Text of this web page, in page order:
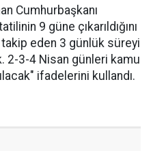
Cumhurbaşkanı
9 güne çıkarıldığını
takip eden 3 günlük süreyi
2-3-4 Nisan günleri kamu
ifadelerini kullandı.